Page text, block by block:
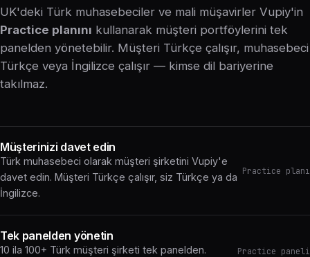
UK'deki Türk muhasebeciler ve mali müşavirler Vupiy'in
Practice planını kullanarak müşteri portföylerini tek
panelden yönetebilir. Müşteri Türkçe çalışır, muhasebeci
Türkçe veya İngilizce çalışır — kimse dil bariyerine
takılmaz.
Müşterinizi davet edin
Türk muhasebeci olarak müşteri şirketini Vupiy'e
davet edin. Müşteri Türkçe çalışır, siz Türkçe ya da
İngilizce.
Practice planı
Tek panelden yönetin
10 ila 100+ Türk müşteri şirketi tek panelden.
Practice paneli